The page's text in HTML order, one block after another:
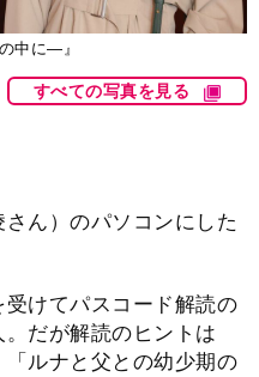
中に―』
すべての写真を見る
さん）のパソコンにした
けてパスコード解読の
だが解読のヒントは
「ルナと父との幼少期の